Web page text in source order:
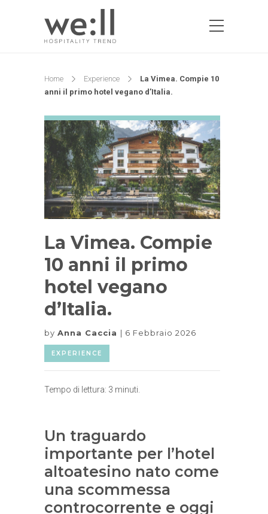
Home Experience
La Vimea. Compie 10
anni il primo hotel vegano d’Italia.
La Vimea. Compie
10 anni il primo
hotel vegano
d’Italia.
by Anna Caccia 6 Febbraio 2026
EXPERIENCE
Tempo di lettura: 3 minuti.
Un traguardo
importante per l’hotel
altoatesino nato come
una scommessa
controcorrente e oggi